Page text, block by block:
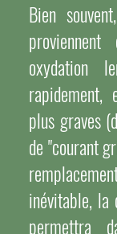
Bien
oxydation
rapidement,
plus graves
de "courant
inévitable, la
permettra